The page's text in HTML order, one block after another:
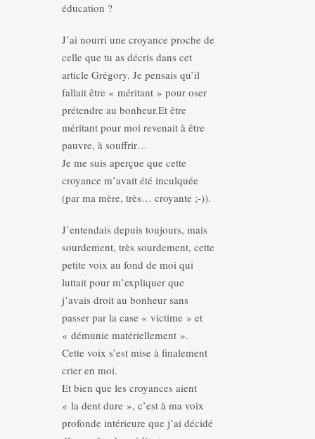
éducation ?
J’ai nourri une croyance proche de
celle que tu as décris dans cet
article Grégory. Je pensais qu’il
fallait être « méritant » pour oser
prétendre au bonheur.Et être
méritant pour moi revenait à être
pauvre, à souffrir…
Je me suis aperçue que cette
croyance m’avait été inculquée
(par ma mère, très… croyante ;-)).
J’entendais depuis toujours, mais
sourdement, très sourdement, cette
petite voix au fond de moi qui
luttait pour m’expliquer que
j’avais droit au bonheur sans
passer par la case « victime » et
« démunie matériellement ».
Cette voix s’est mise à finalement
crier en moi.
Et bien que les croyances aient
« la dent dure », c’est à ma voix
profonde intérieure que j’ai décidé